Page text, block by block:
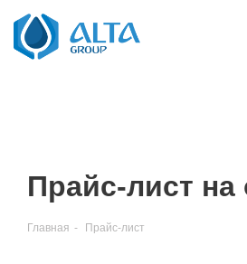
Прайс-лист
Главная - Прайс-лист